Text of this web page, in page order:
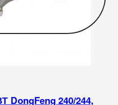
DongFeng 240/244,